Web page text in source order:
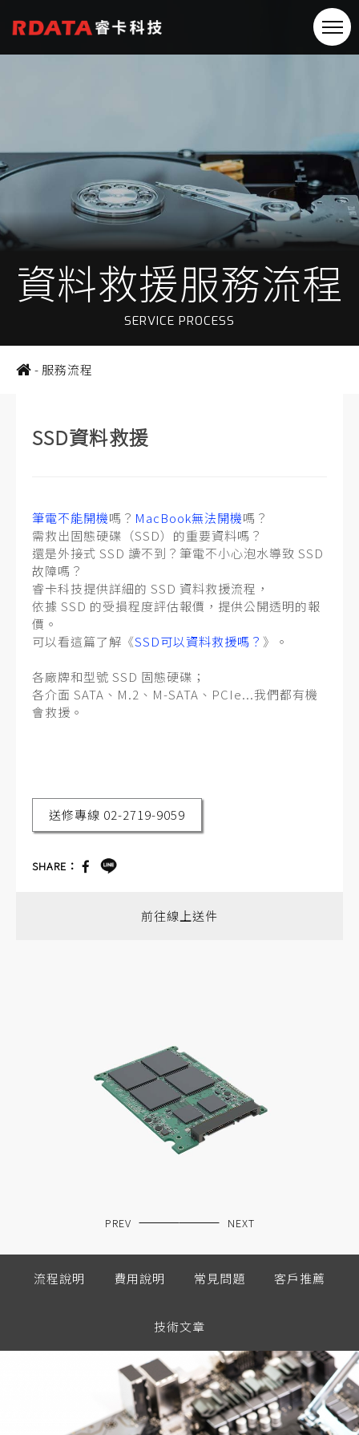
資料救援服務流程
SERVICE PROCESS
- 服務流程
SSD資料救援
筆電不能開機嗎？ MacBook無法開機嗎？
需救出固態硬碟（SSD）的重要資料嗎？
還是外接式 SSD 讀不到？筆電不小心泡水導致 SSD
故障嗎？
睿卡科技提供詳細的 SSD 資料救援流程，
依據 SSD 的受損程度評估報價，提供公開透明的報
價。
可以看這篇了解《SSD可以資料救援嗎？ 》。
各廠牌和型號 SSD 固態硬碟；
各介面 SATA、M.2、M-SATA、PCIe...我們都有機
會救援。
送修專線 02-2719-9059
SHARE：
前往線上送件
PREV NEXT
流程說明 費用說明 常見問題 客戶推薦
技術文章